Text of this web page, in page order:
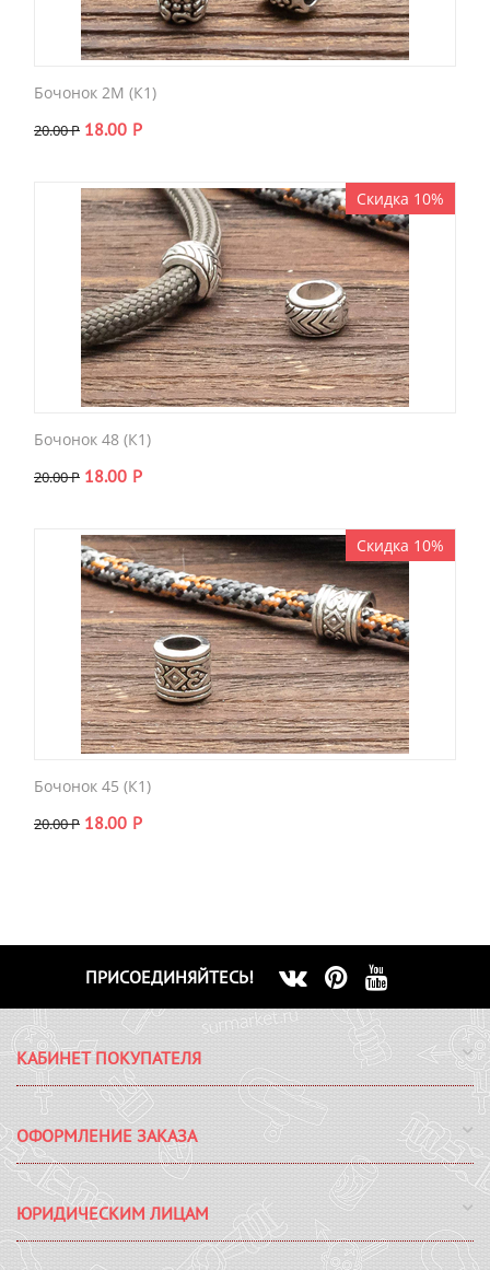
Бочонок 2M (К1)
20.00Р 18.00 Р
Скидка 10%
Бочонок 48 (К1)
20.00Р 18.00 Р
Скидка 10%
Бочонок 45 (К1)
20.00Р 18.00 Р
ПРИСОЕДИНЯЙТЕСЬ!
КАБИНЕТ ПОКУПАТЕЛЯ
ОФОРМЛЕНИЕ ЗАКАЗА
ЮРИДИЧЕСКИМ ЛИЦАМ